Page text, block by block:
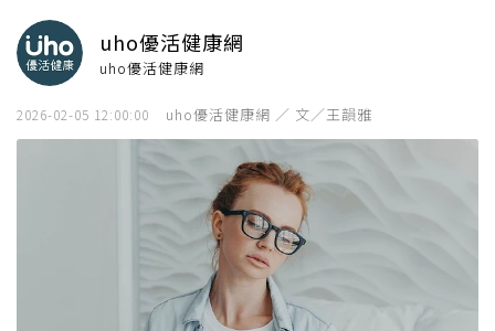
uho優活健康網
uho優活健康網
2026-02-05 12:00:00 uho優活健康網 ／ 文／王韻雅